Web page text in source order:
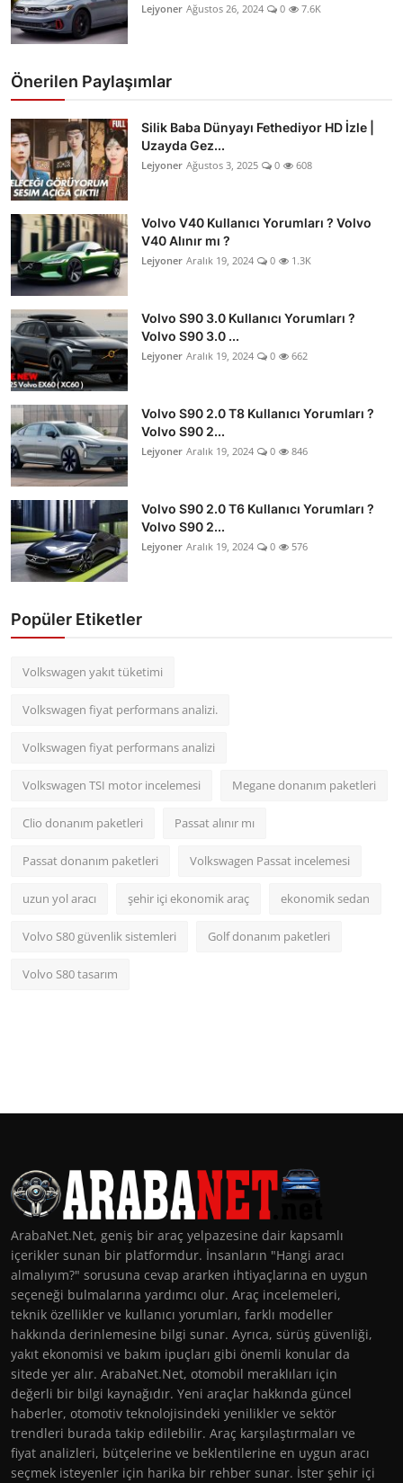
Lejyoner Ağustos 26, 2024 0 7.6K
Önerilen Paylaşımlar
Silik Baba Dünyayı Fethediyor HD İzle |
Uzayda Gez...
Lejyoner Ağustos 3, 2025 0 608
Volvo V40 Kullanıcı Yorumları ? Volvo
V40 Alınır mı ?
Lejyoner Aralık 19, 2024 0 1.3K
Volvo S90 3.0 Kullanıcı Yorumları ?
Volvo S90 3.0 ...
Lejyoner Aralık 19, 2024 0 662
Volvo S90 2.0 T8 Kullanıcı Yorumları ?
Volvo S90 2...
Lejyoner Aralık 19, 2024 0 846
Volvo S90 2.0 T6 Kullanıcı Yorumları ?
Volvo S90 2...
Lejyoner Aralık 19, 2024 0 576
Popüler Etiketler
Volkswagen yakıt tüketimi
Volkswagen fiyat performans analizi.
Volkswagen fiyat performans analizi
Volkswagen TSI motor incelemesi Megane donanım paketleri
Clio donanım paketleri Passat alınır mı
Passat donanım paketleri Volkswagen Passat incelemesi
uzun yol aracı şehir içi ekonomik araç ekonomik sedan
Volvo S80 güvenlik sistemleri Golf donanım paketleri
Volvo S80 tasarım
ArabaNet.Net, geniş bir araç yelpazesine dair kapsamlı
içerikler sunan bir platformdur. İnsanların "Hangi aracı
almalıyım?" sorusuna cevap ararken ihtiyaçlarına en uygun
seçeneği bulmalarına yardımcı olur. Araç incelemeleri,
teknik özellikler ve kullanıcı yorumları, farklı modeller
hakkında derinlemesine bilgi sunar. Ayrıca, sürüş güvenliği,
yakıt ekonomisi ve bakım ipuçları gibi önemli konular da
sitede yer alır. ArabaNet.Net, otomobil meraklıları için
değerli bir bilgi kaynağıdır. Yeni araçlar hakkında güncel
haberler, otomotiv teknolojisindeki yenilikler ve sektör
trendleri burada takip edilebilir. Araç karşılaştırmaları ve
fiyat analizleri, bütçelerine ve beklentilerine en uygun aracı
seçmek isteyenler için harika bir rehber sunar. İster şehir içi